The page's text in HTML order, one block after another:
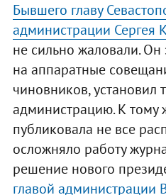
Бывшего главу
администрации Сергея
не сильно жаловали.
на аппаратные
чиновников, установил
администрацию. К тому
публиковала не все
осложняло работу
решение нового
главой администрации